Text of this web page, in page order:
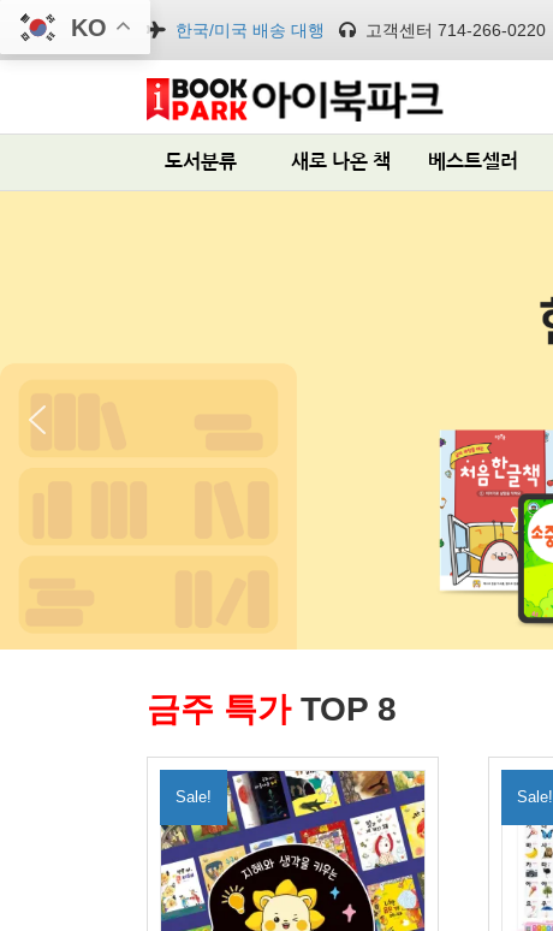
한국/미국 배송 대행 고객센터 714-266-0220
도서분류 새로 나온 책 베스트셀러
금주 특가 TOP 8
Sale! Sale!
KO